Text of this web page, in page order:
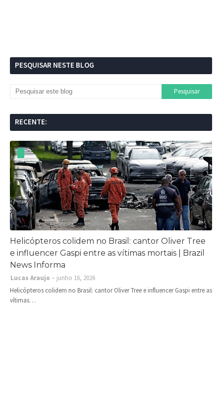
PESQUISAR NESTE BLOG
RECENTE:
Helicópteros colidem no Brasil: cantor Oliver Tree
e influencer Gaspi entre as vítimas mortais | Brazil
News Informa
Lucas Araujo
junho 16, 2026
Helicópteros colidem no Brasil: cantor Oliver Tree e influencer Gaspi entre as
vítimas…